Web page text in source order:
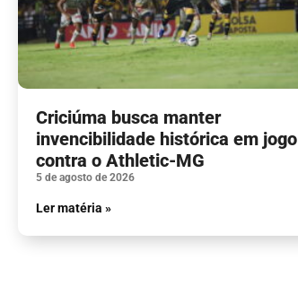
Criciúma busca manter
invencibilidade histórica em jogo
contra o Athletic-MG
5 de agosto de 2026
Ler matéria »